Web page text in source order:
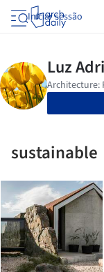
Iniciar sessão
sustainable